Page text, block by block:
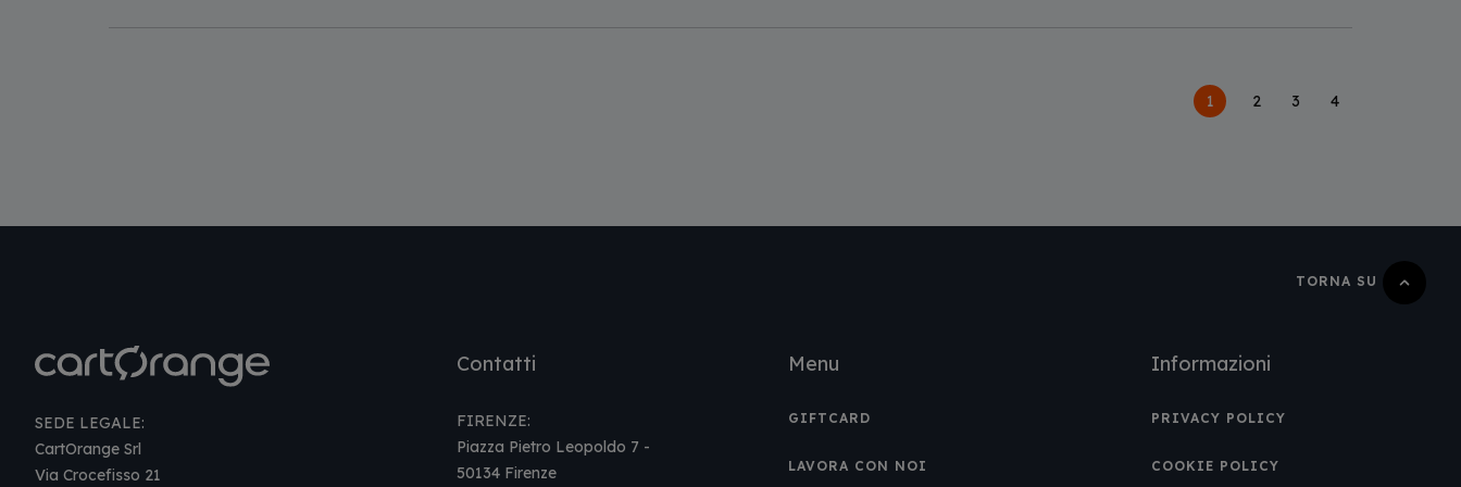
Pagina
1 Page
2 Page
3 Page
4
TORNA SU
Menu
GIFTCARD
LAVORA CON NOI
Informazioni
PRIVACY POLICY
COOKIE POLICY
SEDE LEGALE:
CartOrange Srl
Via Crocefisso 21
Contatti
FIRENZE:
Piazza Pietro Leopoldo 7 -
50134 Firenze